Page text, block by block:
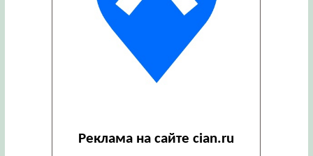
Реклама на сайте cian.ru